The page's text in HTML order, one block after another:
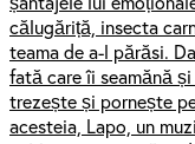
călugăriță, insecta
teama de a-l părăsi.
fată care îi seamănă
trezește și pornește
acesteia, Lapo, un